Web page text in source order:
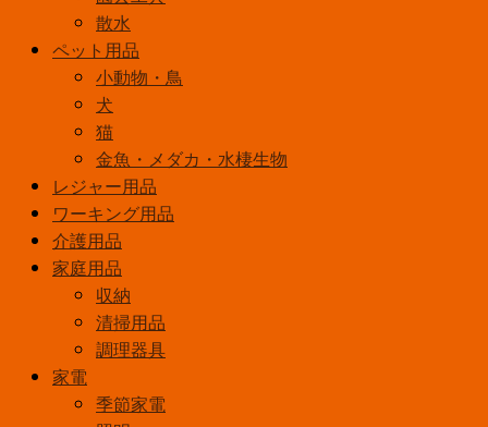
散水
ペット用品
小動物・鳥
犬
猫
金魚・メダカ・水棲生物
レジャー用品
ワーキング用品
介護用品
家庭用品
収納
清掃用品
調理器具
家電
季節家電